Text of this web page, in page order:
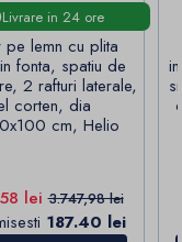
Livrare in 24 ore
pe lemn cu plita
fonta, spatiu de
2 rafturi laterale,
corten, dia
cm, Helio
leiPret de baza
3.747,98 lei
187.40 lei